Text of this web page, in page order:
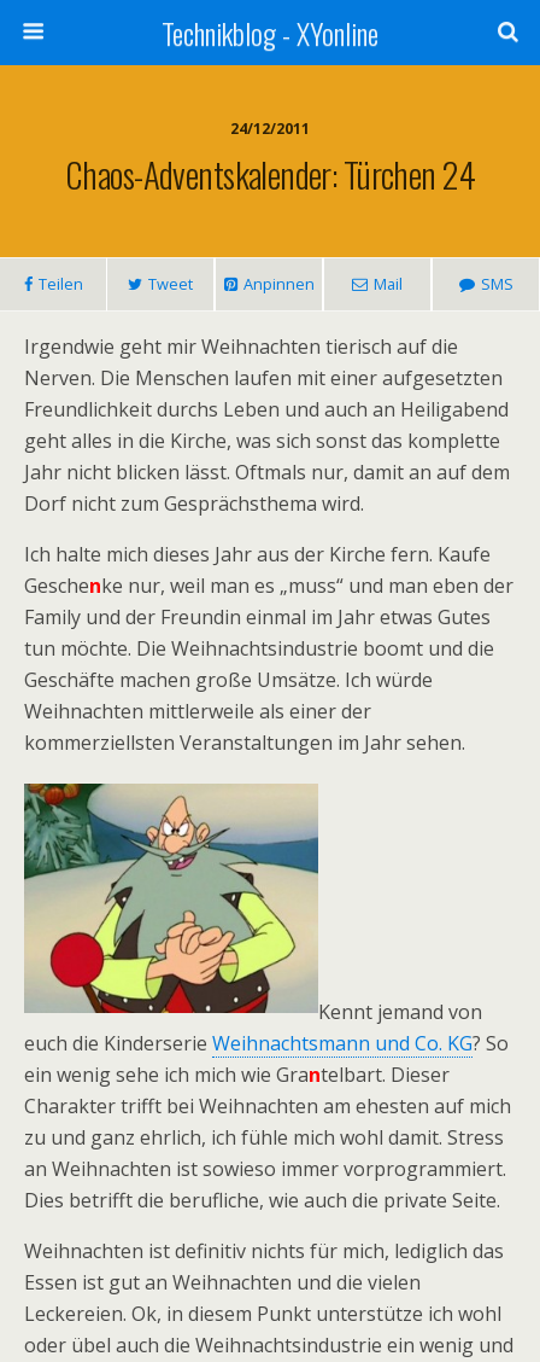
Technikblog - XYonline
24/12/2011
Chaos-Adventskalender: Türchen 24
Teilen Tweet Anpinnen Mail SMS
Irgendwie geht mir Weihnachten tierisch auf die
Nerven. Die Menschen laufen mit einer aufgesetzten
Freundlichkeit durchs Leben und auch an Heiligabend
geht alles in die Kirche, was sich sonst das komplette
Jahr nicht blicken lässt. Oftmals nur, damit an auf dem
Dorf nicht zum Gesprächsthema wird.
Ich halte mich dieses Jahr aus der Kirche fern. Kaufe
Geschenke nur, weil man es „muss“ und man eben der
Family und der Freundin einmal im Jahr etwas Gutes
tun möchte. Die Weihnachtsindustrie boomt und die
Geschäfte machen große Umsätze. Ich würde
Weihnachten mittlerweile als einer der
kommerziellsten Veranstaltungen im Jahr sehen.
Kennt jemand von
euch die Kinderserie Weihnachtsmann und Co. KG? So
ein wenig sehe ich mich wie Grantelbart. Dieser
Charakter trifft bei Weihnachten am ehesten auf mich
zu und ganz ehrlich, ich fühle mich wohl damit. Stress
an Weihnachten ist sowieso immer vorprogrammiert.
Dies betrifft die berufliche, wie auch die private Seite.
Weihnachten ist definitiv nichts für mich, lediglich das
Essen ist gut an Weihnachten und die vielen
Leckereien. Ok, in diesem Punkt unterstütze ich wohl
oder übel auch die Weihnachtsindustrie ein wenig und